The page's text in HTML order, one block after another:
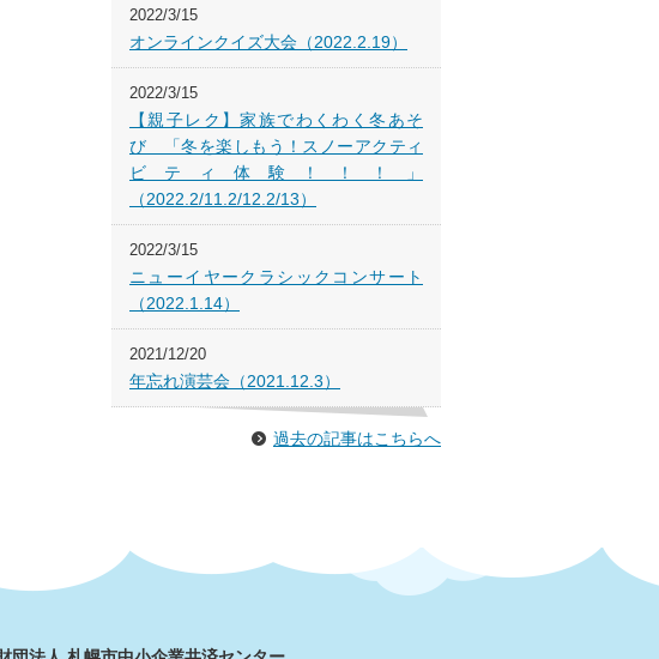
2022/3/15
オンラインクイズ大会（2022.2.19）
2022/3/15
【親子レク】家族でわくわく冬あそ
び 「冬を楽しもう！スノーアクティ
ビティ体験！！！」
（2022.2/11.2/12.2/13）
2022/3/15
ニューイヤークラシックコンサート
（2022.1.14）
2021/12/20
年忘れ演芸会（2021.12.3）
過去の記事はこちらへ